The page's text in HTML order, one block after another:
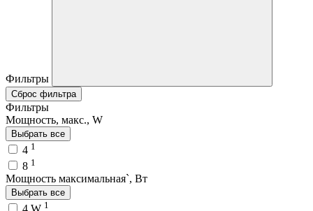
Фильтры
Сброс фильтра
Фильтры
Мощность, макс., W
Выбрать все
4 1
8 1
Мощность максимальная`, Вт
Выбрать все
4 W 1